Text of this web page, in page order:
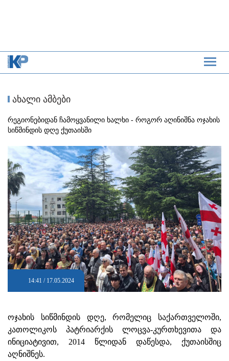
ახალი ამბები
რეგიონებიდან ჩამოყვანილი ხალხი - როგორ აღინიშნა ოჯახის
სიწმინდის დღე ქუთაისში
14:41 / 17.05.2024
ოჯახის სიწმინდის დღე, რომელიც საქართველოში,
კათოლიკოს პატრიარქის ლოცვა-კურთხევითა და
ინიციატივით, 2014 წლიდან დაწესდა, ქუთაისშიც
აღნიშნეს.